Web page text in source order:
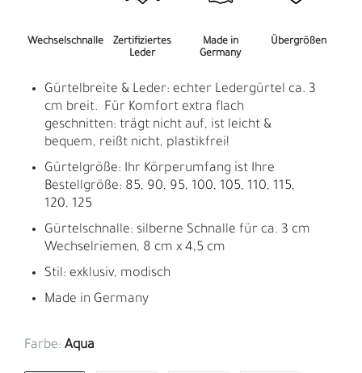
Wechselschnalle
Zertifiziertes
Leder
Made in
Germany
Übergrößen
Gürtelbreite & Leder: echter Ledergürtel ca. 3
cm breit. Für Komfort extra flach
geschnitten: trägt nicht auf, ist leicht &
bequem, reißt nicht, plastikfrei!
Gürtelgröße: Ihr Körperumfang ist Ihre
Bestellgröße: 85, 90, 95, 100, 105, 110, 115,
120, 125
Gürtelschnalle: silberne Schnalle für ca. 3 cm
Wechselriemen, 8 cm x 4,5 cm
Stil: exklusiv, modisch
Made in Germany
Farbe: Aqua